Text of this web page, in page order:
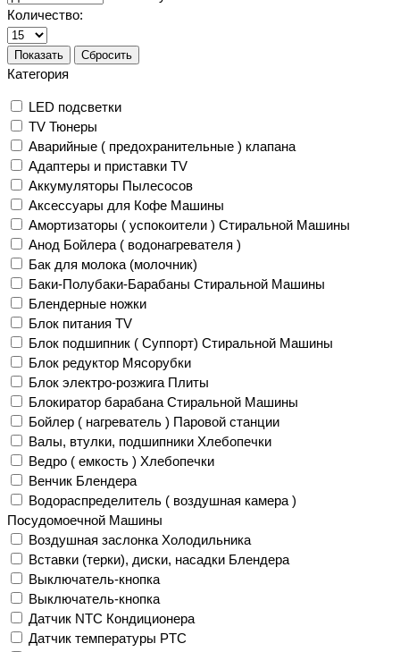
Количество:
Показать Сбросить
Категория
LED подсветки
TV Тюнеры
Аварийные ( предохранительные ) клапана
Адаптеры и приставки TV
Аккумуляторы Пылесосов
Аксессуары для Кофе Машины
Амортизаторы ( успокоители ) Стиральной Машины
Анод Бойлера ( водонагревателя )
Бак для молока (молочник)
Баки-Полубаки-Барабаны Стиральной Машины
Блендерные ножки
Блок питания TV
Блок подшипник ( Суппорт) Стиральной Машины
Блок редуктор Мясорубки
Блок электро-розжига Плиты
Блокиратор барабана Стиральной Машины
Бойлер ( нагреватель ) Паровой станции
Валы, втулки, подшипники Хлебопечки
Ведро ( емкость ) Хлебопечки
Венчик Блендера
Водораспределитель ( воздушная камера )
Посудомоечной Машины
Воздушная заслонка Холодильника
Вставки (терки), диски, насадки Блендера
Выключатель-кнопка
Выключатель-кнопка
Датчик NTC Кондиционера
Датчик температуры PTC